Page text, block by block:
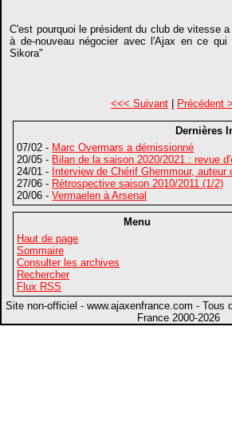
C'est pourquoi le président du club de vitesse
à de-nouveau négocier avec l'Ajax en ce
Sikora"
<<< Suivant| Précédent
Dernières
07/02 - Marc Overmars a démissionné
20/05 - Bilan de la saison 2020/2021 : revue
24/01 - Interview de Chérif Ghemmour,
27/06 - Rétrospective saison 2010/2011 (1/2)
20/06 -Vermaelen à Arsenal
Menu
Haut de page
Sommaire
Consulter les archives
Rechercher
Flux RSS
Site non-officiel - www.ajaxenfrance.com - Tous
France 2000-2026